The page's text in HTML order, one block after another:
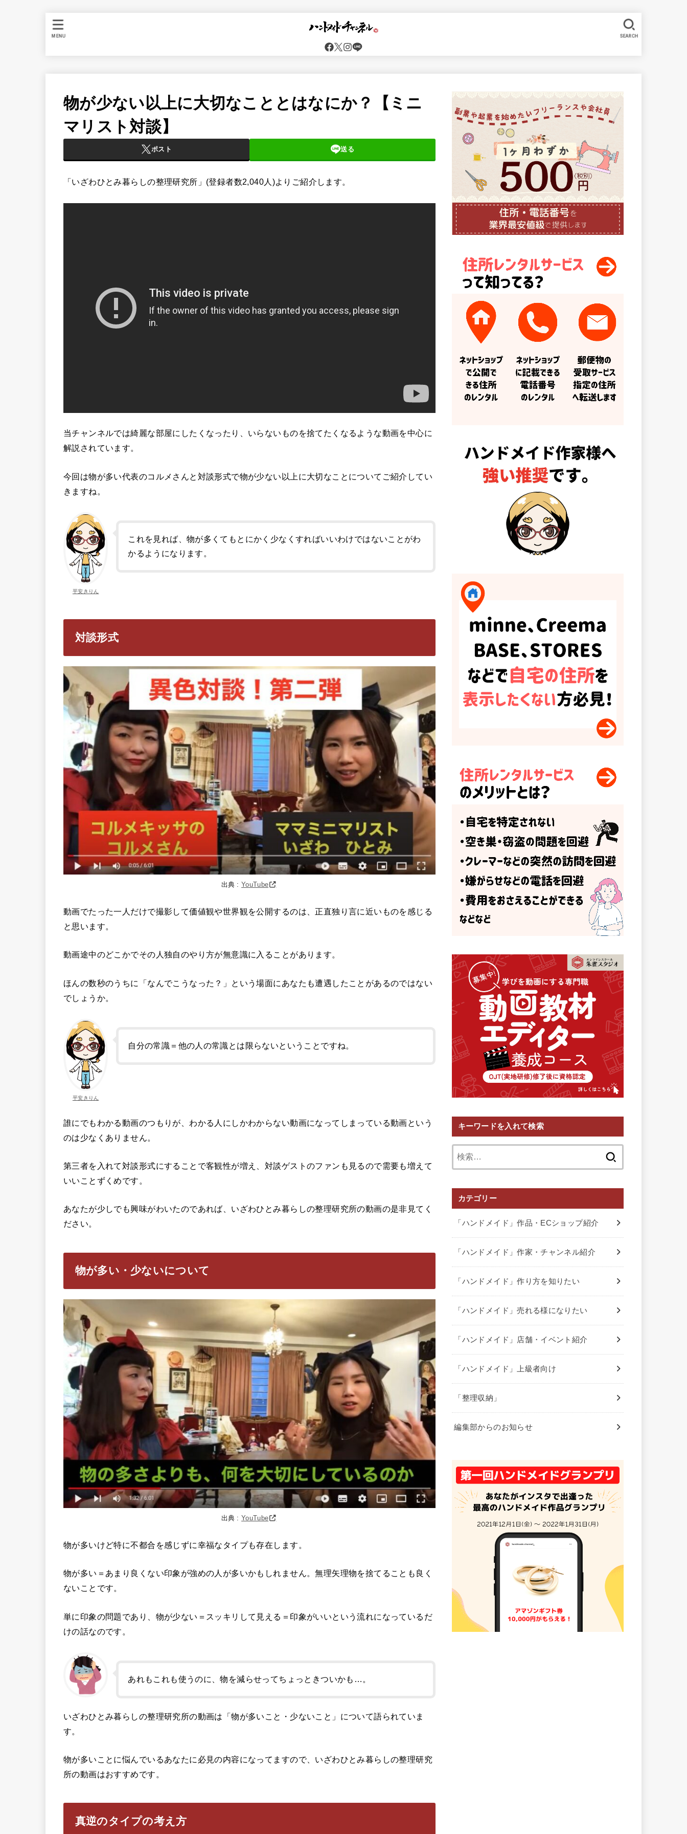
SEARCH
MENU
物が少ない以上に大切なこととはなにか？【ミニ
マリスト対談】
ポスト 送る
「いざわひとみ暮らしの整理研究所」(登録者数2,040人)よりご紹介します。
当チャンネルでは綺麗な部屋にしたくなったり、いらないものを捨てたくなるような動画を中心に
解説されています。
今回は物が多い代表のコルメさんと対談形式で物が少ない以上に大切なことについてご紹介してい
きますね。
平安きりん
これを見れば、物が多くてもとにかく少なくすればいいわけではないことがわ
かるようになります。
対談形式
出典 :YouTube
動画でたった一人だけで撮影して価値観や世界観を公開するのは、正直独り言に近いものを感じる
と思います。
動画途中のどこかでその人独自のやり方が無意識に入ることがあります。
ほんの数秒のうちに「なんでこうなった？」という場面にあなたも遭遇したことがあるのではない
でしょうか。
平安きりん
自分の常識＝他の人の常識とは限らないということですね。
誰にでもわかる動画のつもりが、わかる人にしかわからない動画になってしまっている動画という
のは少なくありません。
第三者を入れて対談形式にすることで客観性が増え、対談ゲストのファンも見るので需要も増えて
いいことずくめです。
あなたが少しでも興味がわいたのであれば、いざわひとみ暮らしの整理研究所の動画の是非見てく
ださい。
物が多い・少ないについて
出典 :YouTube
物が多いけど特に不都合を感じずに幸福なタイプも存在します。
物が多い＝あまり良くない印象が強めの人が多いかもしれません。無理矢理物を捨てることも良く
ないことです。
単に印象の問題であり、物が少ない＝スッキリして見える＝印象がいいという流れになっているだ
けの話なのです。
あれもこれも使うのに、物を減らせってちょっときついかも…。
いざわひとみ暮らしの整理研究所の動画は「物が多いこと・少ないこと」について語られていま
す。
物が多いことに悩んでいるあなたに必見の内容になってますので、いざわひとみ暮らしの整理研究
所の動画はおすすめです。
真逆のタイプの考え方
キーワードを入れて検索
カテゴリー
「ハンドメイド」作品・ECショップ紹介
「ハンドメイド」作家・チャンネル紹介
「ハンドメイド」作り方を知りたい
「ハンドメイド」売れる様になりたい
「ハンドメイド」店舗・イベント紹介
「ハンドメイド」上級者向け
「整理収納」
編集部からのお知らせ